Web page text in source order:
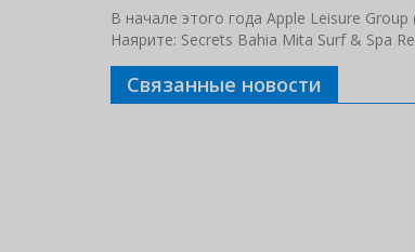
В начале этого года Apple Leisure
Наярите: Secrets Bahia Mita Surf & Spa
Связанные новости